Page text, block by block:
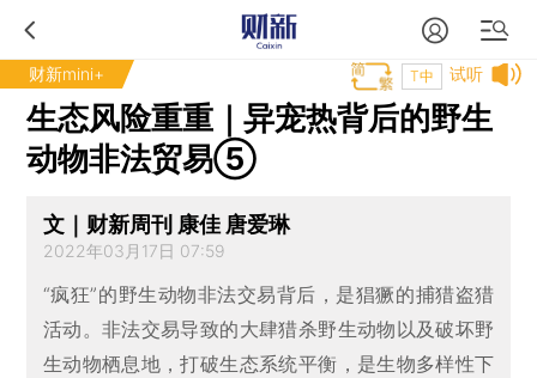
财新mini+ 试听
T中
生态风险重重｜异宠热背后的野生
动物非法贸易⑤
文｜财新周刊 康佳 唐爱琳
2022年03月17日 07:59
“疯狂”的野生动物非法交易背后，是猖獗的捕猎盗猎
活动。非法交易导致的大肆猎杀野生动物以及破坏野
生动物栖息地，打破生态系统平衡，是生物多样性下